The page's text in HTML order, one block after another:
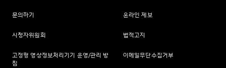
문의하기 온라인 제보
시청자위원회 법적고지
고정형 영상정보처리기기 운영/관리 방
침
이메일무단수집거부